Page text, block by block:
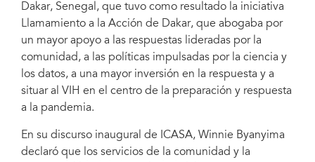
Dakar, Senegal, que tuvo como resultado la iniciativa
Llamamiento a la Acción de Dakar, que abogaba por
un mayor apoyo a las respuestas lideradas por la
comunidad, a las políticas impulsadas por la ciencia y
los datos, a una mayor inversión en la respuesta y a
situar al VIH en el centro de la preparación y respuesta
a la pandemia.
En su discurso inaugural de ICASA, Winnie Byanyima
declaró que los servicios de la comunidad y la